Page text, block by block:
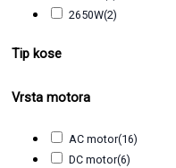
2650W(2)
Tip kose
Vrsta motora
AC motor(16)
DC motor(6)